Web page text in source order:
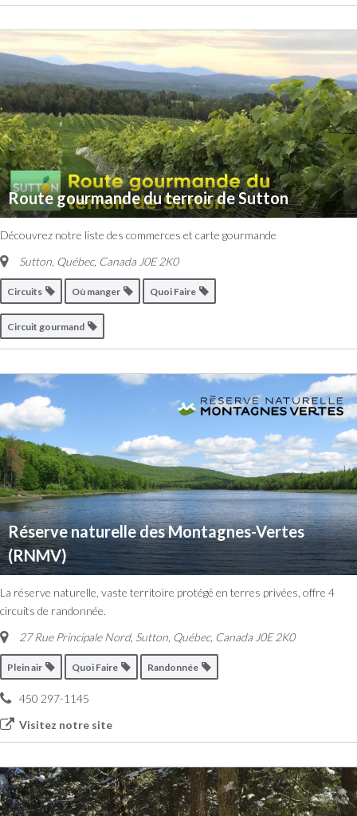
Route gourmande du terroir de Sutton
Découvrez notre liste des commerces et carte gourmande
Sutton, Québec, Canada J0E 2K0
Circuits Où manger Quoi Faire
Circuit gourmand
Réserve naturelle des Montagnes-Vertes
(RNMV)
La réserve naturelle, vaste territoire protégé en terres privées, offre 4
circuits de randonnée.
27 Rue Principale Nord, Sutton, Québec, Canada J0E 2K0
Plein air Quoi Faire Randonnée
450 297-1145
Visitez notre site